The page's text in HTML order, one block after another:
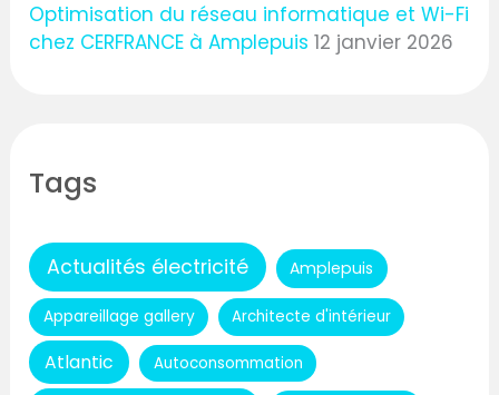
Optimisation du réseau informatique et Wi-Fi
chez CERFRANCE à Amplepuis 12 janvier 2026
Tags
Actualités électricité Amplepuis
Appareillage gallery Architecte d'intérieur
Atlantic Autoconsommation